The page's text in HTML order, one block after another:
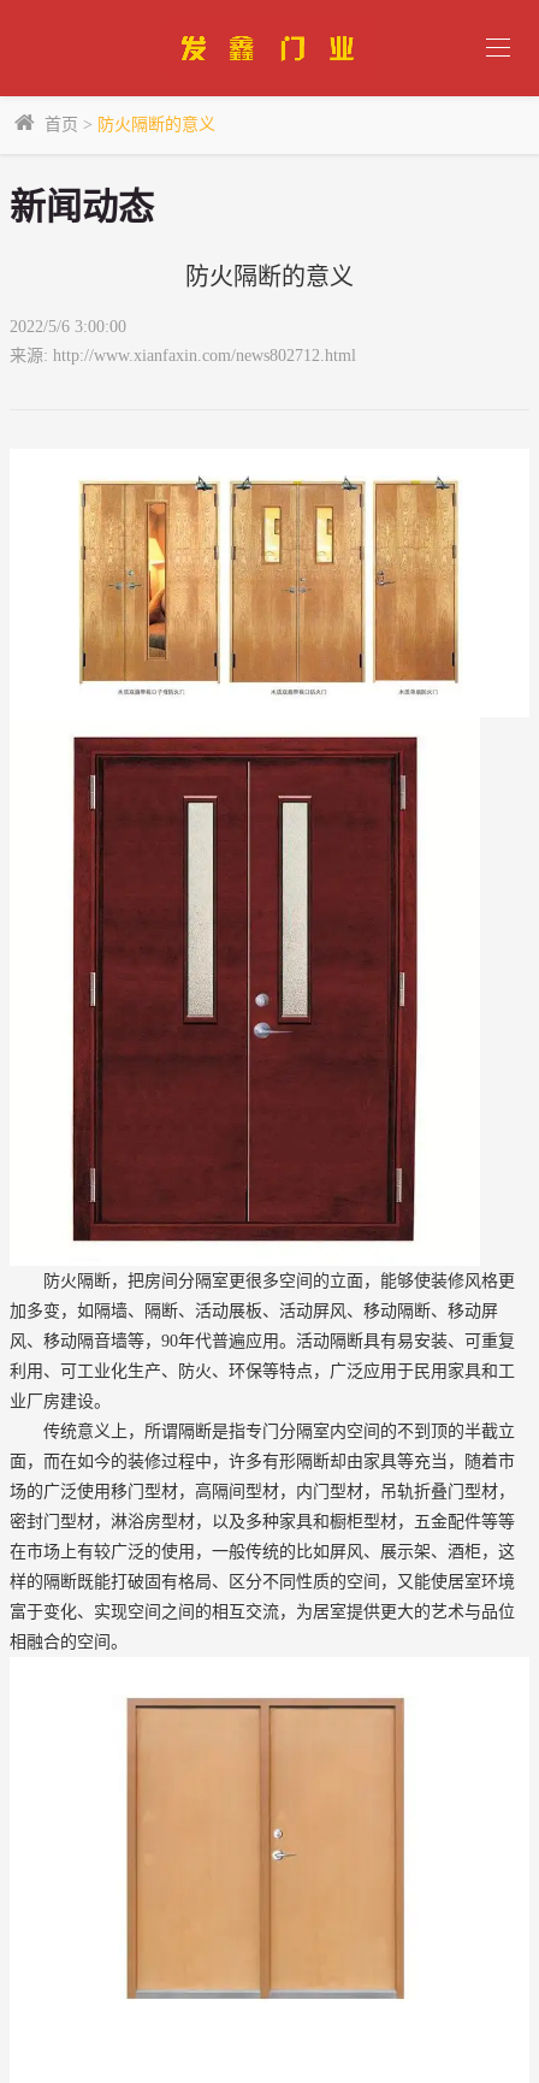
首页 > 防火隔断的意义
新闻动态
防火隔断的意义
2022/5/6 3:00:00
来源: http://www.xianfaxin.com/news802712.html
防火隔断，把房间分隔室更很多空间的立面，能够使装修风格更
加多变，如隔墙、隔断、活动展板、活动屏风、移动隔断、移动屏
风、移动隔音墙等，90年代普遍应用。活动隔断具有易安装、可重复
利用、可工业化生产、防火、环保等特点，广泛应用于民用家具和工
业厂房建设。
传统意义上，所谓隔断是指专门分隔室内空间的不到顶的半截立
面，而在如今的装修过程中，许多有形隔断却由家具等充当，随着市
场的广泛使用移门型材，高隔间型材，内门型材，吊轨折叠门型材，
密封门型材，淋浴房型材，以及多种家具和橱柜型材，五金配件等等
在市场上有较广泛的使用，一般传统的比如屏风、展示架、酒柜，这
样的隔断既能打破固有格局、区分不同性质的空间，又能使居室环境
富于变化、实现空间之间的相互交流，为居室提供更大的艺术与品位
相融合的空间。